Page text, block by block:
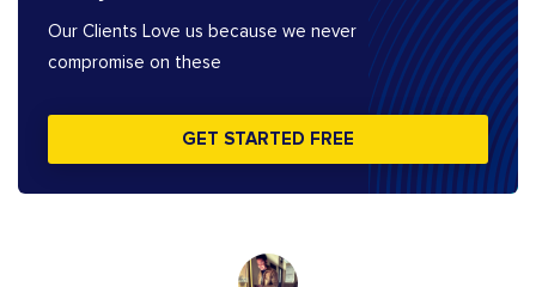
Our Clients Love us because we never
compromise on these
GET STARTED FREE